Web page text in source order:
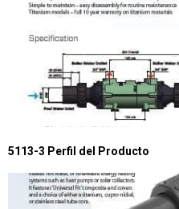
5113-3 Perfil del Producto